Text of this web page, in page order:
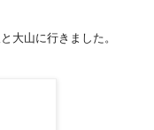
大山に行きました。